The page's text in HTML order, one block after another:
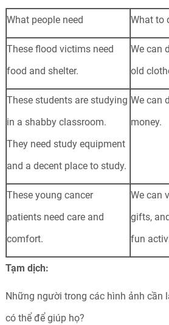
What people need What to
These flood victims need
food and shelter.
We can
old
These students are studying
in a shabby classroom.
They need study equipment
and a decent place to study.
We can
money.
These young cancer
patients need care and
comfort.
We can
gifts,
fun
Tạm dịch:
Những người trong các hình ảnh cần
có thể để giúp họ?